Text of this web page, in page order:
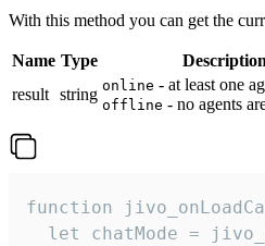
With this method you can get the
Name Type
result string online - at least one
offline - no agents
function
let chatMode =